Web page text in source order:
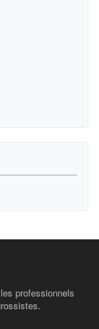
professionnels